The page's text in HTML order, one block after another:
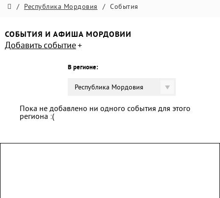
/ Республика Мордовия / События
СОБЫТИЯ И АФИША МОРДОВИИ
Добавить событие
В регионе:
Республика Мордовия
Пока не добавлено ни одного события для этого
региона :(